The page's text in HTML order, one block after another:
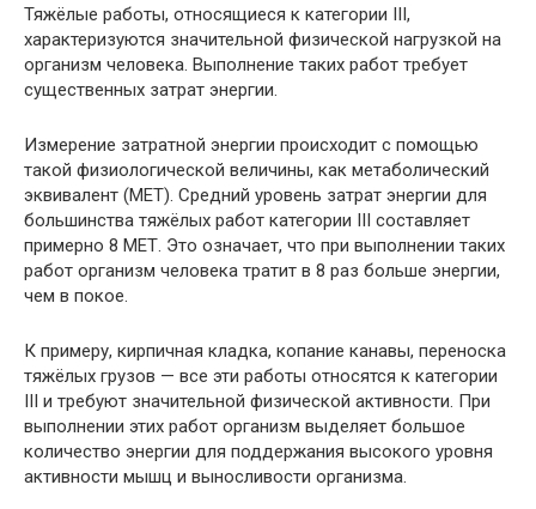
Тяжёлые работы, относящиеся к категории III,
характеризуются значительной физической нагрузкой на
организм человека. Выполнение таких работ требует
существенных затрат энергии.
Измерение затратной энергии происходит с помощью
такой физиологической величины, как метаболический
эквивалент (МЕТ). Средний уровень затрат энергии для
большинства тяжёлых работ категории III составляет
примерно 8 МЕТ. Это означает, что при выполнении таких
работ организм человека тратит в 8 раз больше энергии,
чем в покое.
К примеру, кирпичная кладка, копание канавы, переноска
тяжёлых грузов — все эти работы относятся к категории
III и требуют значительной физической активности. При
выполнении этих работ организм выделяет большое
количество энергии для поддержания высокого уровня
активности мышц и выносливости организма.